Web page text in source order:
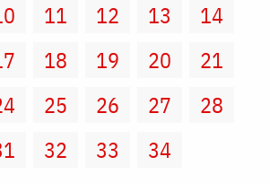
11 12 13
14
18 19 20
21
25 26 27
28
32 33 34